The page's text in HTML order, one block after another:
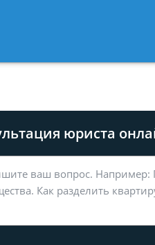
8 812
юриста